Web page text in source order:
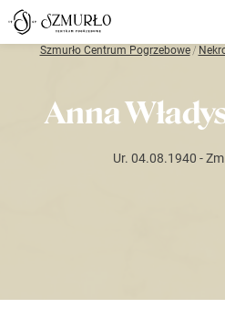
Szmurło Centrum Pogrzebowe/
Anna
Ur. 04.08.1940 -